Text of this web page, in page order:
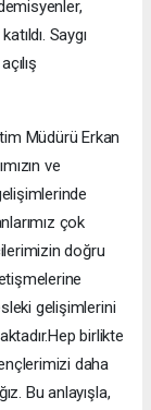
Saygı
Müdürü Erkan
ve
çok
doğru
gelişimlerini
birlikte
daha
Bu anlayışla,